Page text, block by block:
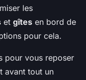
les
et gîtes en bord de
pour cela.
pour vous reposer
avant tout un